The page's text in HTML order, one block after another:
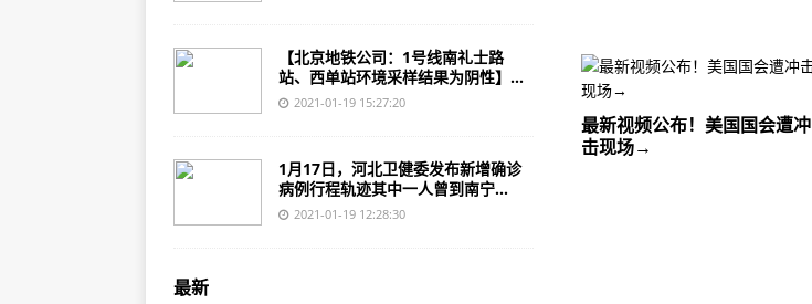
兰州警方连续查处3起妨害公务案 都跟“酒”有关
三星掌门将在狱中办公 高管感慨：他当庭被捕 公司深受冲击
最新视频公布！美国国会遭冲
击现场→
【北京地铁公司：1号线南礼士路
站、西单站环境采样结果为阴性】...
2021-01-19 15:27:20
1月17日，河北卫健委发布新增确诊
病例行程轨迹其中一人曾到南宁...
2021-01-19 12:28:30
最新